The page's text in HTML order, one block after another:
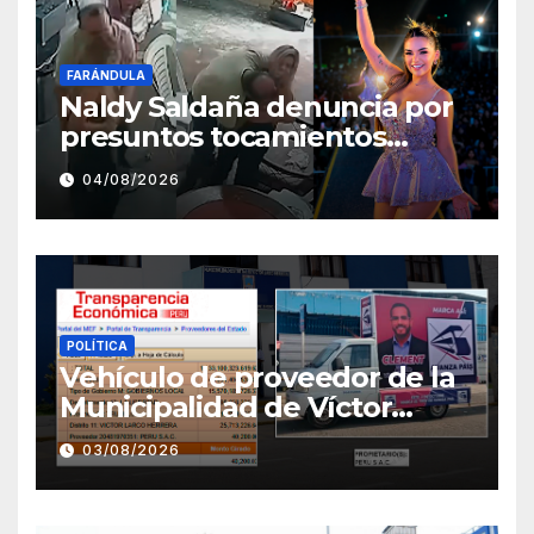
FARÁNDULA
Naldy Saldaña denuncia por
presuntos tocamientos
indebidos a director musical
de La Bella Luz
04/08/2026
POLÍTICA
Vehículo de proveedor de la
Municipalidad de Víctor
Larco aparece con publicidad
de campaña de León
Clement
03/08/2026